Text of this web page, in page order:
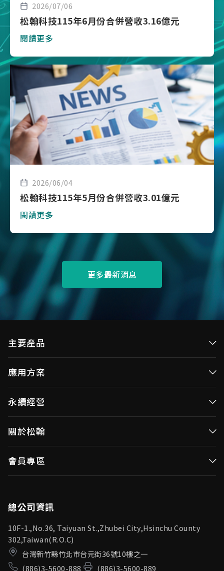
2026/07/06
松翰科技115年6月份合併營收3.16億元
閱讀更多
2026/06/04
松翰科技115年5月份合併營收3.01億元
閱讀更多
更多最新消息
主要產品
視訊/影像控制器
無線視頻傳輸
OID產品(Optical ID)
應用方案
視訊／影像控制器
無線視頻傳輸
永續經營
投資人專區
利害關係人
關於松翰
會員專區
總公司資訊
10F-1.,No.36, Taiyuan St.,Zhubei City,Hsinchu County
302,Taiwan(R.O.C)
台灣新竹縣竹北市台元街36號10樓之一
(886)3-5600-888
(886)3-5600-889